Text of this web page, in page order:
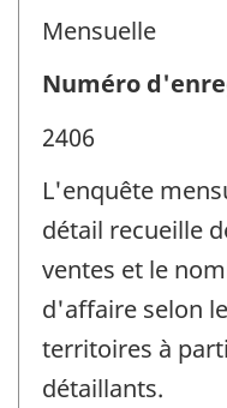
Mensuelle
Numéro
2406
L'enquête
détail recueille
ventes et le
d'affaire selon
territoires à
détaillants.